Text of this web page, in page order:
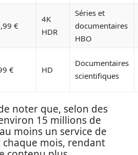
€
4K
HDR
Séries et
documentaires
HBO
€ HD
Documentaires
scientifiques
noter que, selon des
15 millions de
moins un service de
mois, rendant